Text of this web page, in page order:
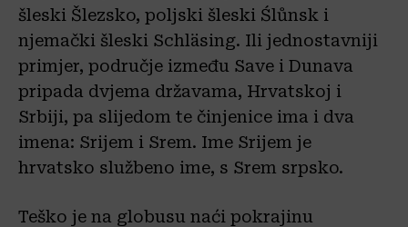
šleski Šlezsko, poljski šleski Ślůnsk i
njemački šleski Schläsing. Ili jednostavniji
primjer, područje između Save i Dunava
pripada dvjema državama, Hrvatskoj i
Srbiji, pa slijedom te činjenice ima i dva
imena: Srijem i Srem. Ime Srijem je
hrvatsko službeno ime, s Srem srpsko.
Teško je na globusu naći pokrajinu